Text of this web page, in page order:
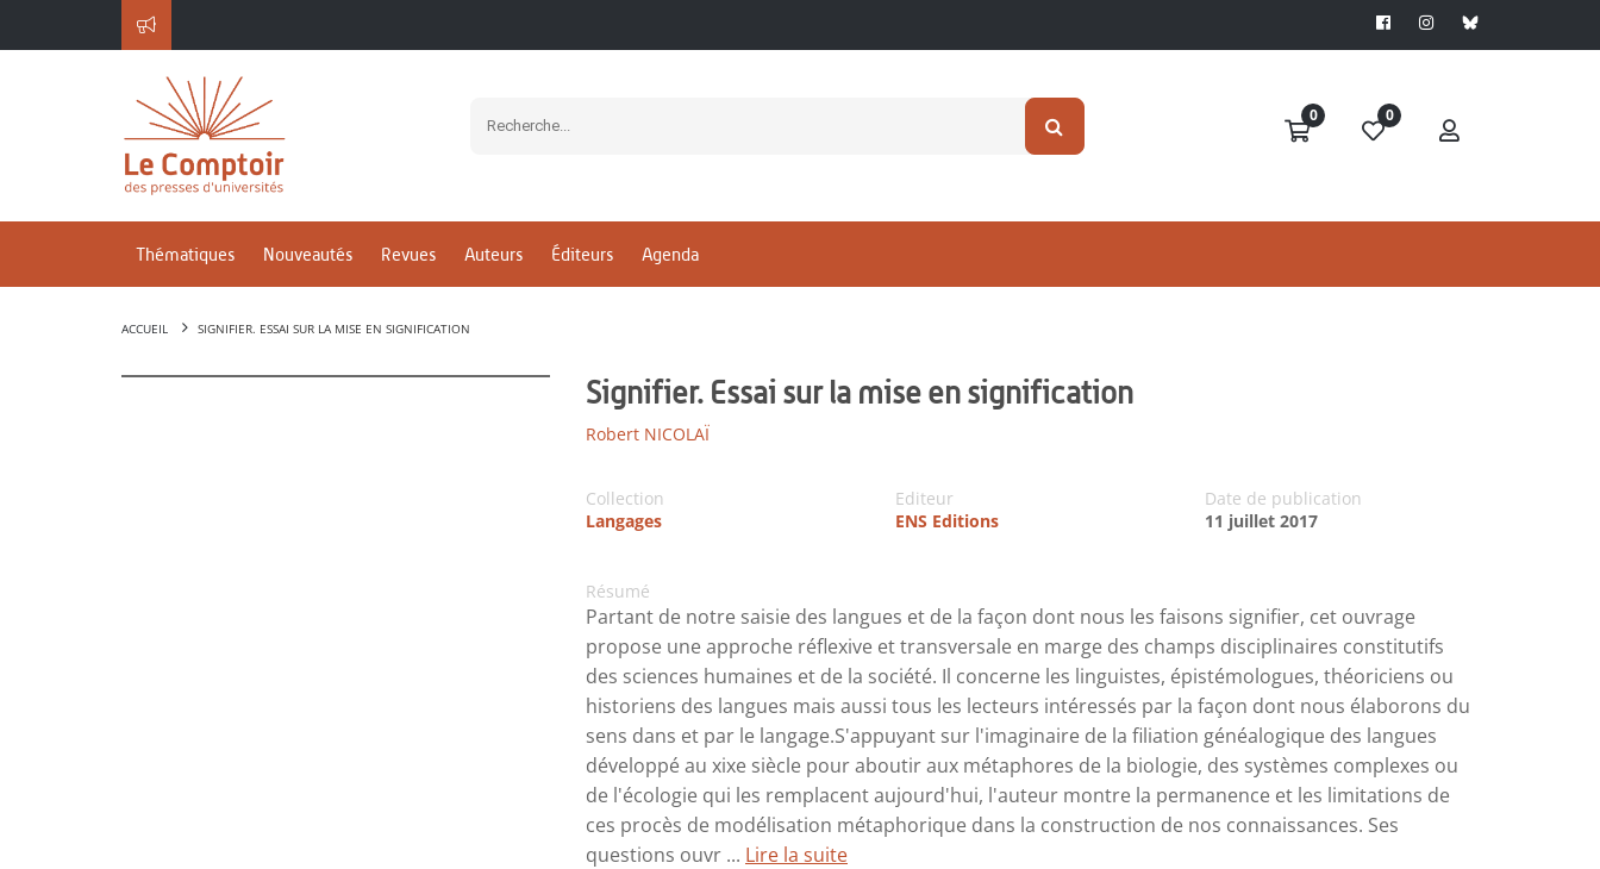
0 0
Thématiques Nouveautés Revues Auteurs Éditeurs Agenda
ACCUEIL SIGNIFIER. ESSAI SUR LA MISE EN SIGNIFICATION
Signifier. Essai sur la mise en signification
Robert NICOLAÏ
Collection
Langages
Editeur
ENS Editions
Date de publication
11 juillet 2017
Résumé
Partant de notre saisie des langues et de la façon dont nous les faisons signifier, cet ouvrage
propose une approche réflexive et transversale en marge des champs disciplinaires constitutifs
des sciences humaines et de la société. Il concerne les linguistes, épistémologues, théoriciens ou
historiens des langues mais aussi tous les lecteurs intéressés par la façon dont nous élaborons du
sens dans et par le langage.S'appuyant sur l'imaginaire de la filiation généalogique des langues
développé au xixe siècle pour aboutir aux métaphores de la biologie, des systèmes complexes ou
de l'écologie qui les remplacent aujourd'hui, l'auteur montre la permanence et les limitations de
ces procès de modélisation métaphorique dans la construction de nos connaissances. Ses
questions ouvr ... Lire la suite